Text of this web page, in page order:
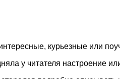
курьезные или
у читателя настроение